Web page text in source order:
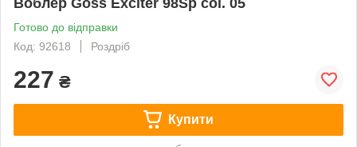
Готово до відправки
Код: 92618
Роздріб
227 ₴
Купити